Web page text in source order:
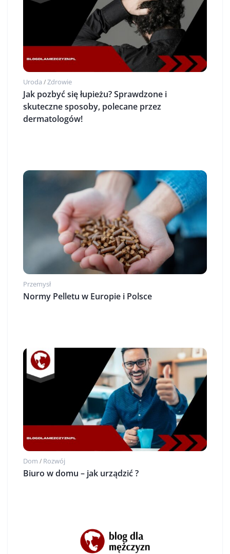
Uroda /Zdrowie
Jak pozbyć się łupieżu? Sprawdzone i
skuteczne sposoby, polecane przez
dermatologów!
Przemysł
Normy Pelletu w Europie i Polsce
Dom / Rozwój
Biuro w domu – jak urządzić ?